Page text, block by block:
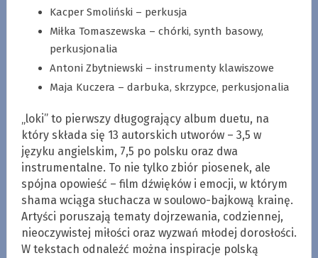
Kacper Smoliński – perkusja
Miłka Tomaszewska – chórki, synth basowy,
perkusjonalia
Antoni Zbytniewski – instrumenty klawiszowe
Maja Kuczera – darbuka, skrzypce, perkusjonalia
„loki” to pierwszy długogrający album duetu, na
który składa się 13 autorskich utworów – 3,5 w
języku angielskim, 7,5 po polsku oraz dwa
instrumentalne. To nie tylko zbiór piosenek, ale
spójna opowieść – film dźwięków i emocji, w którym
shama wciąga słuchacza w soulowo-bajkową krainę.
Artyści poruszają tematy dojrzewania, codziennej,
nieoczywistej miłości oraz wyzwań młodej dorosłości.
W tekstach odnaleźć można inspiracje polską